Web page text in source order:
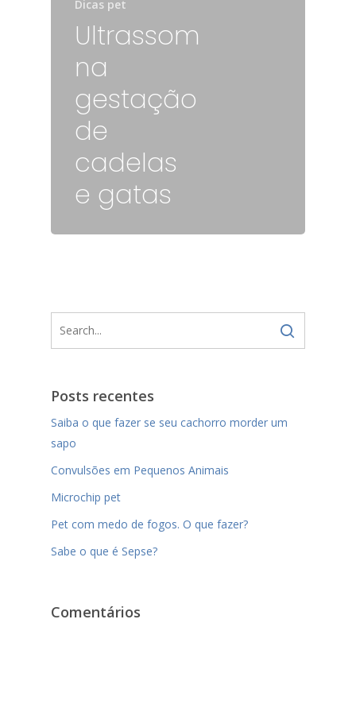
Dicas pet
Ultrassom
na
gestação
de
cadelas
e gatas
Posts recentes
Saiba o que fazer se seu cachorro morder um
sapo
Convulsões em Pequenos Animais
Microchip pet
Pet com medo de fogos. O que fazer?
Sabe o que é Sepse?
Comentários